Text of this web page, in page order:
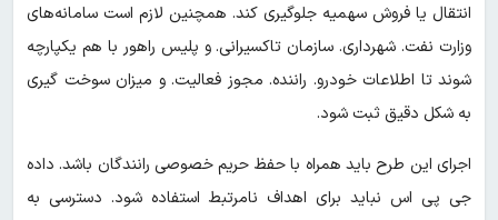
انتقال یا فروش سهمیه جلوگیری کند. همچنین لازم است سامانه‌های
وزارت نفت. شهرداری. سازمان تاکسیرانی. و پلیس راهور با هم یکپارچه
شوند تا اطلاعات خودرو. راننده. مجوز فعالیت. و میزان سوخت گیری
به شکل دقیق ثبت شود.
اجرای این طرح باید همراه با حفظ حریم خصوصی رانندگان باشد. داده
جی پی اس نباید برای اهداف نامرتبط استفاده شود. دسترسی به